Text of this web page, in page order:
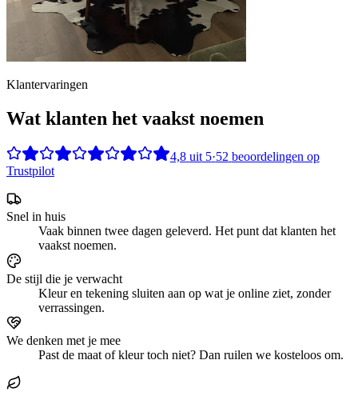
Klantervaringen
Wat klanten het vaakst noemen
4,8 uit5·52 beoordelingen op
Trustpilot
Snel in huis
Vaak binnen twee dagen geleverd. Het punt dat klanten het
vaakst noemen.
De stijl die je verwacht
Kleur en tekening sluiten aan op wat je online ziet, zonder
verrassingen.
We denken met je mee
Past de maat of kleur toch niet? Dan ruilen we kosteloos om.